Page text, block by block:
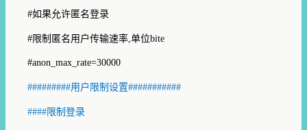
#如果允许匿名登录
# 限制匿名用户传输速率 单位bite
#anon_max_rate=30000
#########用户限制设置###########
#### 限制登录